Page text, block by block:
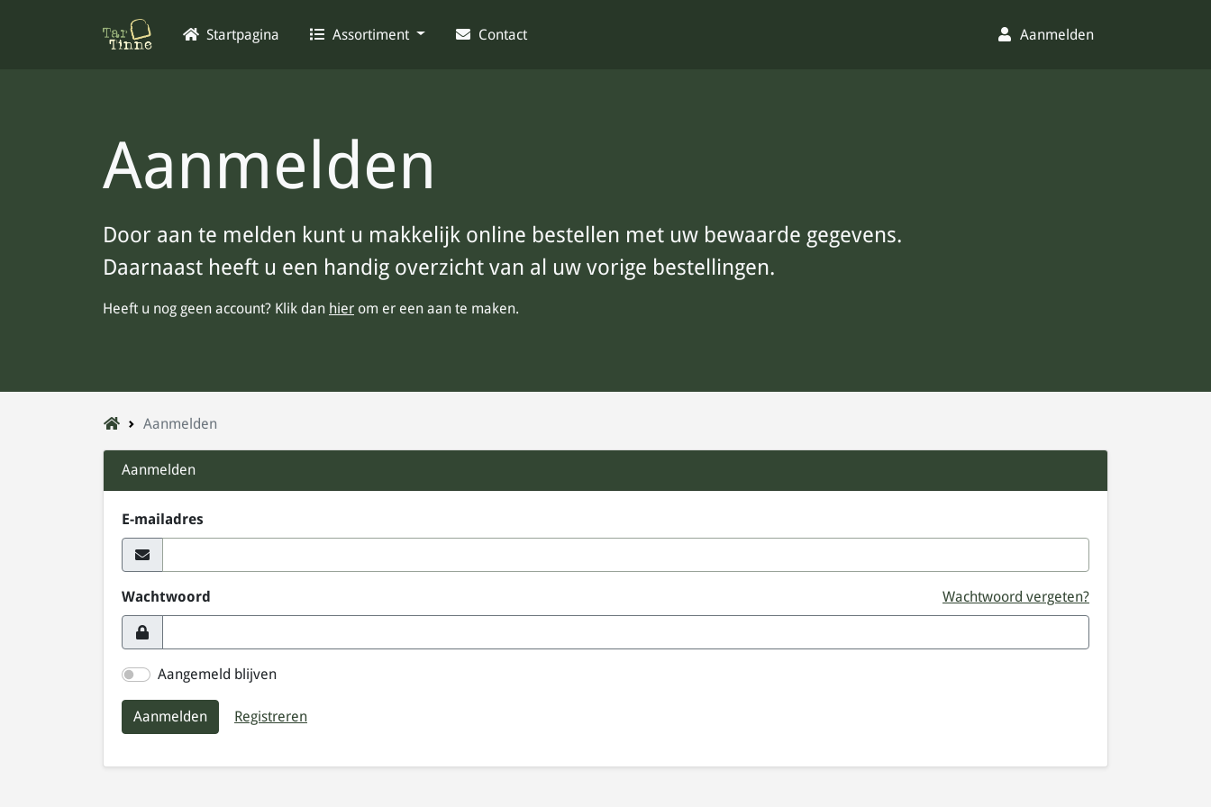
Startpagina Assortiment Contact Aanmelden
Aanmelden
Door aan te melden kunt u makkelijk online bestellen met uw bewaarde gegevens.
Daarnaast heeft u een handig overzicht van al uw vorige bestellingen.
Heeft u nog geen account? Klik dan hier om er een aan te maken.
Aanmelden
Aanmelden
E-mailadres
Wachtwoord vergeten?
Wachtwoord
Aangemeld blijven
Aanmelden Registreren